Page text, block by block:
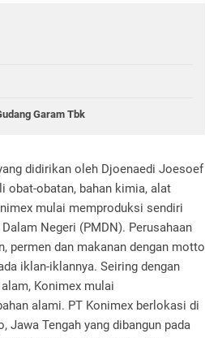
Garam Tbk
didirikan oleh Djoenaedi Joesoef
obat-obatan, bahan kimia, alat
mulai memproduksi sendiri
Negeri (PMDN). Perusahaan
permen dan makanan dengan motto
iklan-iklannya. Seiring dengan
Konimex mulai
alami. PT Konimex berlokasi di
Jawa Tengah yang dibangun pada